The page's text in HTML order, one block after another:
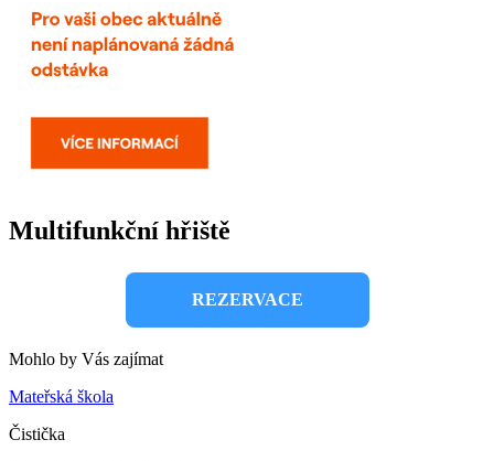
Multifunkční hřiště
REZERVACE
Mohlo by Vás zajímat
Mateřská škola
Čistička